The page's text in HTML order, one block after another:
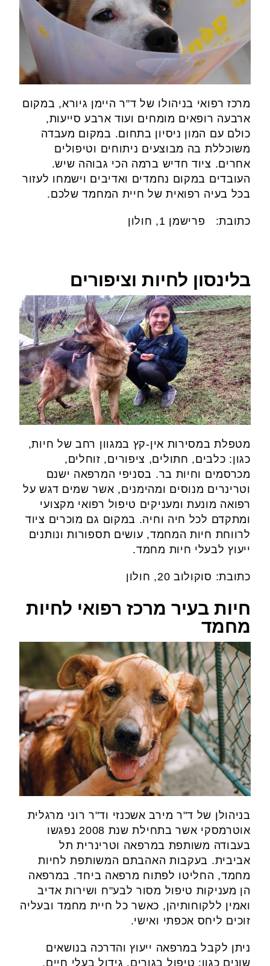
מרכז רפואי בניהולו של ד"ר היימן גיורא, במקום
ארבעה רופאים מומחים ועוד ארבע סייעות,
כולם עם המון ניסיון בתחום. במקום מעבדה
משוכללת בה מבוצעים ניתוחים וטיפולים
אחרים. ציוד חדיש ברמה הכי גבוהה שיש.
העובדים במקום נחמדים ואדיבים וישמחו לעזור
בכל בעיה רפואית של חיית המחמד שלכם.
כתובת: פרישמן 1, חולון
בלינסון לחיות וציפורים
מטפלת במסירות אין-קץ במגוון רחב של חיות,
כגון: כלבים, חתולים, ציפורים, זוחלים,
מכרסמים וחיות בר. בסניפי המרפאה ישנם
וטרינרים מנוסים ומהימנים, אשר שמים דגש על
רפואה מונעת ומעניקים טיפול רפואי מקצועי
ומתקדם לכל חיה וחיה. במקום גם מוכרים ציוד
לרווחת חיות המחמד, עושים תספורות ונותנים
ייעוץ לבעלי חיות מחמד.
כתובת: סוקולוב 20, חולון
חיות בעיר מרכז רפואי לחיות
מחמד
בניהולן של ד"ר מירב אשכנזי וד"ר רוני מרגלית
אוטרמסקי אשר בתחילת שנת 2008 נפגשו
בעבודה משותפת במרפאה וטרינרית תל
אביבית. בעקבות האהבתם המשותפת לחיות
מחמד, החליטו לפתוח מרפאה ביחד. במרפאה
הן מעניקות טיפול מסור לבע"ח ושירות אדיב
ואמין ללקוחותיהן, כאשר כל חיית מחמד ובעליה
זוכים ליחס אכפתי ואישי.
ניתן לקבל במרפאה ייעוץ והדרכה בנושאים
שונים כגון: טיפול בגורים, גידול בעלי חיים,